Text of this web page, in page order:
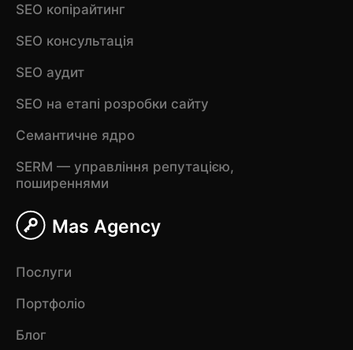
Mas Agency
Послуги
Портфоліо
Блог
SEO копірайтинг
SEO консультація
SEO аудит
SEO на етапі розробки сайту
Семантичне ядро
SERM — управління репутацією,
поширеннями